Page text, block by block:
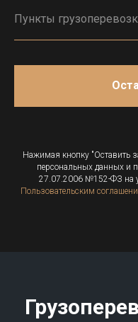
Нажимая кнопку "Оставить
персональных данных и
27.07.2006 №152-ФЗ на
Пользовательским